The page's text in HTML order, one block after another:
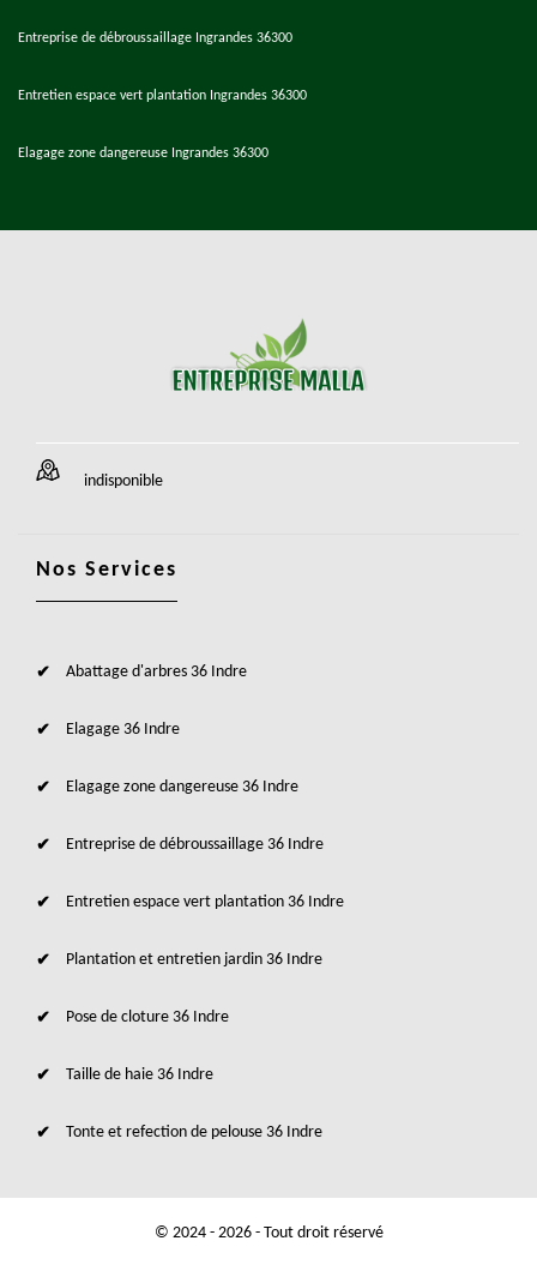
Entreprise de débroussaillage Ingrandes 36300
Entretien espace vert plantation Ingrandes 36300
Elagage zone dangereuse Ingrandes 36300
indisponible
Nos Services
Abattage d'arbres 36 Indre
Elagage 36 Indre
Elagage zone dangereuse 36 Indre
Entreprise de débroussaillage 36 Indre
Entretien espace vert plantation 36 Indre
Plantation et entretien jardin 36 Indre
Pose de cloture 36 Indre
Taille de haie 36 Indre
Tonte et refection de pelouse 36 Indre
© 2024 - 2026 - Tout droit réservé